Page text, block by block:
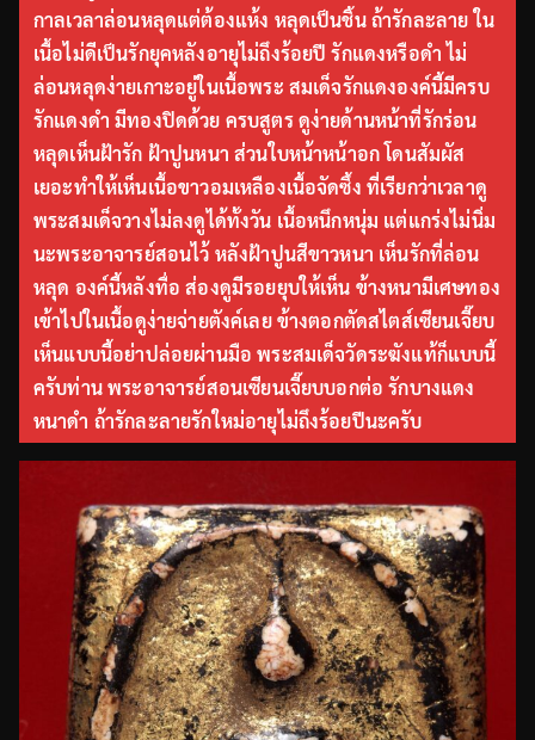
กาลเวลาล่อนหลุดแต่ต้องแห้ง หลุดเป็นชิ้น ถ้ารักละลาย ใน
เนื้อไม่ดีเป็นรักยุคหลังอายุไม่ถึงร้อยปี รักแดงหรือดำ ไม่
ล่อนหลุดง่ายเกาะอยู่ในเนื้อพระ สมเด็จรักแดงองค์นี้มีครบ
รักแดงดำ มีทองปิดด้วย ครบสูตร ดูง่ายด้านหน้าที่รักร่อน
หลุดเห็นฝ้ารัก ฝ้าปูนหนา ส่วนใบหน้าหน้าอก โดนสัมผัส
เยอะทำให้เห็นเนื้อขาวอมเหลืองเนื้อจัดซึ้ง ที่เรียกว่าเวลาดู
พระสมเด็จวางไม่ลงดูได้ทั้งวัน เนื้อหนึกหนุ่ม แต่แกร่งไม่นิ่ม
นะพระอาจารย์สอนไว้ หลังฝ้าปูนสีขาวหนา เห็นรักที่ล่อน
หลุด องค์นี้หลังทื่อ ส่องดูมีรอยยุบให้เห็น ข้างหนามีเศษทอง
เข้าไปในเนื้อดูง่ายจ่ายตังค์เลย ข้างตอกตัดสไตส์เซียนเจี๊ยบ
เห็นแบบนี้อย่าปล่อยผ่านมือ พระสมเด็จวัดระฆังแท้ก็แบบนี้
ครับท่าน พระอาจารย์สอนเซียนเจี๊ยบบอกต่อ รักบางแดง
หนาดำ ถ้ารักละลายรักใหม่อายุไม่ถึงร้อยปีนะครับ